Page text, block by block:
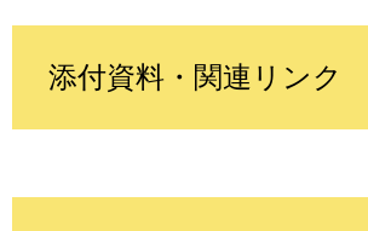
添付資料・関連リンク